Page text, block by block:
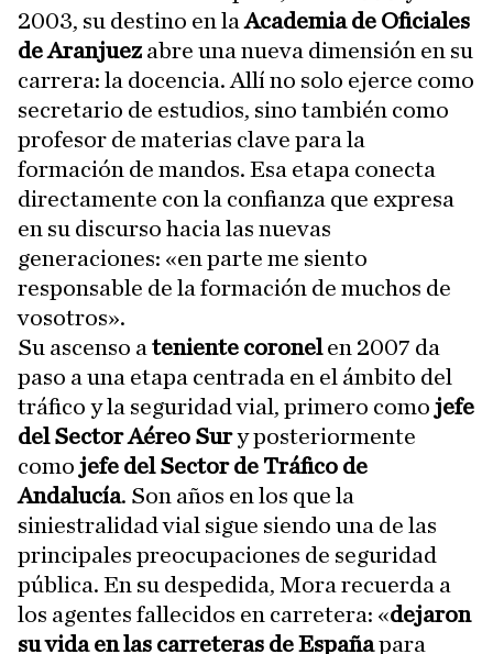
2003, su destino en laAcademia de Oficiales
de Aranjuezabre una nueva dimensión en su
carrera: la docencia. Allí no solo ejerce como
secretario de estudios, sino también como
profesor de materias clave para la
formación de mandos. Esa etapa conecta
directamente con la confianza que expresa
en su discurso hacia las nuevas
generaciones: «en parte me siento
responsable de la formación de muchos de
vosotros».
Su ascenso ateniente coronelen 2007 da
paso a una etapa centrada en el ámbito del
tráfico y la seguridad vial, primero como jefe
del Sector Aéreo Sury posteriormente
como jefe del Sector de Tráfico de
Andalucía. Son años en los que la
siniestralidad vial sigue siendo una de las
principales preocupaciones de seguridad
pública. En su despedida, Mora recuerda a
los agentes fallecidos en carretera: «dejaron
su vida en las carreteras de Españapara